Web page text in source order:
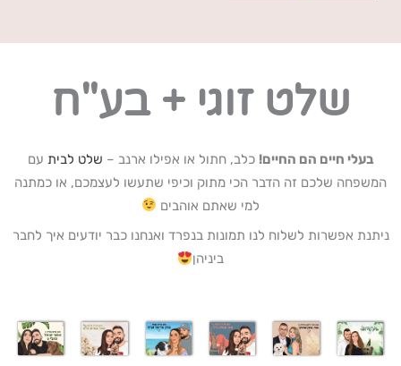
שלט זוגי + בע"ח
בעלי חיים הם החיים! כלב, חתול או אפילו ארנב – שלט לבית עם
המשפחה שלכם זה הדבר הכי מתוק וכיפי שתעשו לעצמכם, או כמתנה
למי שאתם אוהבים
ניתנת אפשרות לשלוח לנו תמונות בנפרד ואנחנו כבר יודעים איך לחבר
ביניהן